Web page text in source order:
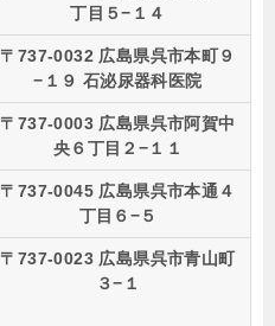
丁目５−１４
〒737-0032 広島県呉市本町９
−１９ 石泌尿器科医院
〒737-0003 広島県呉市阿賀中
央６丁目２−１１
〒737-0045 広島県呉市本通４
丁目６−５
〒737-0023 広島県呉市青山町
３−１